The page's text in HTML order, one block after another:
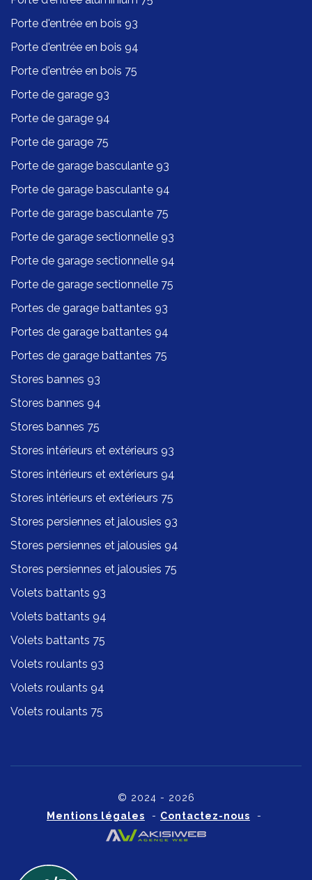
Porte d'entrée en bois 93
Porte d'entrée en bois 94
Porte d'entrée en bois 75
Porte de garage 93
Porte de garage 94
Porte de garage 75
Porte de garage basculante 93
Porte de garage basculante 94
Porte de garage basculante 75
Porte de garage sectionnelle 93
Porte de garage sectionnelle 94
Porte de garage sectionnelle 75
Portes de garage battantes 93
Portes de garage battantes 94
Portes de garage battantes 75
Stores bannes 93
Stores bannes 94
Stores bannes 75
Stores intérieurs et extérieurs 93
Stores intérieurs et extérieurs 94
Stores intérieurs et extérieurs 75
Stores persiennes et jalousies 93
Stores persiennes et jalousies 94
Stores persiennes et jalousies 75
Volets battants 93
Volets battants 94
Volets battants 75
Volets roulants 93
Volets roulants 94
Volets roulants 75
© 2024 - 2026
Mentions légales - Contactez-nous -